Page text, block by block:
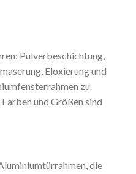
Pulverbeschichtung,
Eloxierung und
zu
und Größen sind
die